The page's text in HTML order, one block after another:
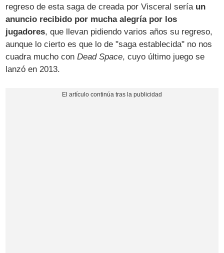
regreso de esta saga de creada por Visceral sería un
anuncio recibido por mucha alegría por los
jugadores, que llevan pidiendo varios años su regreso,
aunque lo cierto es que lo de "saga establecida" no nos
cuadra mucho conDead Space, cuyo último juego se
lanzó en 2013.